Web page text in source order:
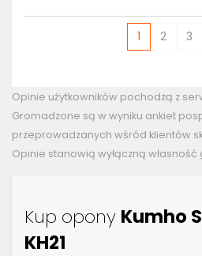
1 2 3
Opinie użytkowników pochodzą z
Gromadzone są w wyniku ankiet
przeprowadzanych wśród klientów
Opinie stanowią wyłączną własność
Kup opony Kumho
KH21